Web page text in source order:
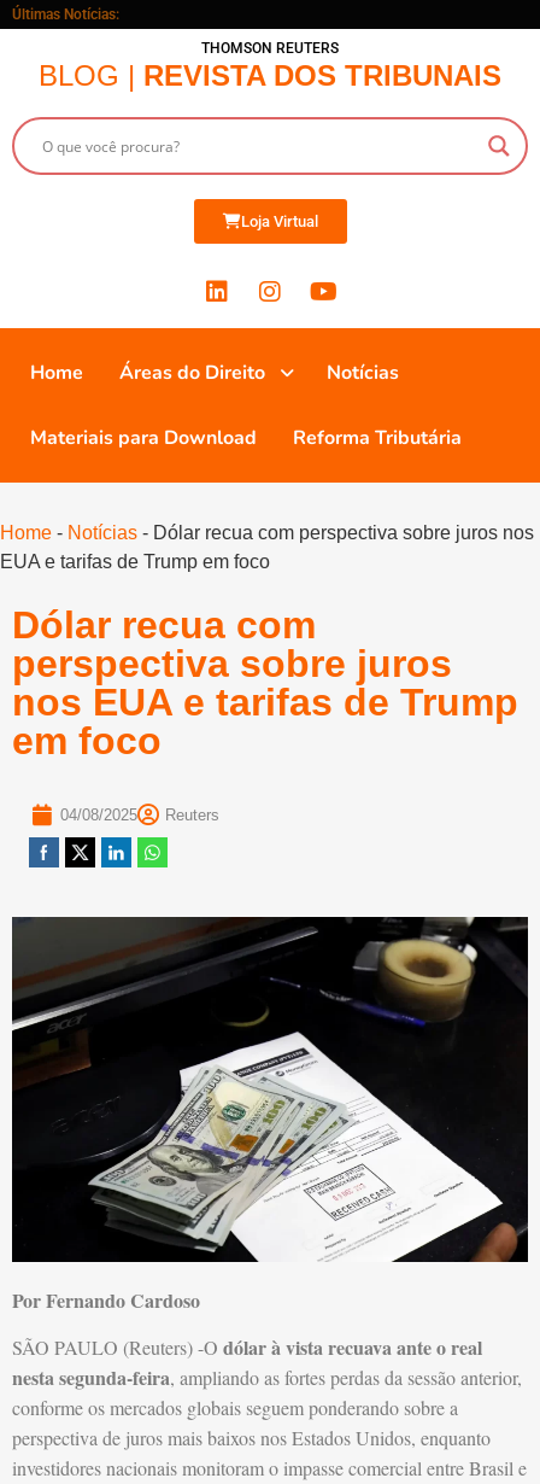
Últimas Notícias:
THOMSON REUTERS
BLOG | REVISTA DOS TRIBUNAIS
Loja Virtual
Home Áreas do Direito Notícias
Materiais para Download Reforma Tributária
Home - Notícias - Dólar recua com perspectiva sobre juros nos
EUA e tarifas de Trump em foco
Dólar recua com
perspectiva sobre juros
nos EUA e tarifas de Trump
em foco
04/08/2025 Reuters
Por Fernando Cardoso
SÃO PAULO (Reuters) -O dólar à vista recuava ante o real
nesta segunda-feira, ampliando as fortes perdas da sessão anterior,
conforme os mercados globais seguem ponderando sobre a
perspectiva de juros mais baixos nos Estados Unidos, enquanto
investidores nacionais monitoram o impasse comercial entre Brasil e